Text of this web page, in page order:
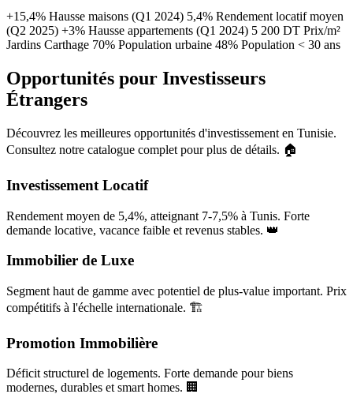
+15,4% Hausse maisons (Q1 2024) 5,4% Rendement locatif moyen
(Q2 2025) +3% Hausse appartements (Q1 2024) 5 200 DT Prix/m²
Jardins Carthage 70% Population urbaine 48% Population < 30 ans
Opportunités pour Investisseurs
Étrangers
Découvrez les meilleures opportunités d'investissement en Tunisie.
Consultez notre catalogue complet pour plus de détails. 🏠
Investissement Locatif
Rendement moyen de 5,4%, atteignant 7-7,5% à Tunis. Forte
demande locative, vacance faible et revenus stables. 👑
Immobilier de Luxe
Segment haut de gamme avec potentiel de plus-value important. Prix
compétitifs à l'échelle internationale. 🏗️
Promotion Immobilière
Déficit structurel de logements. Forte demande pour biens
modernes, durables et smart homes. 🏢